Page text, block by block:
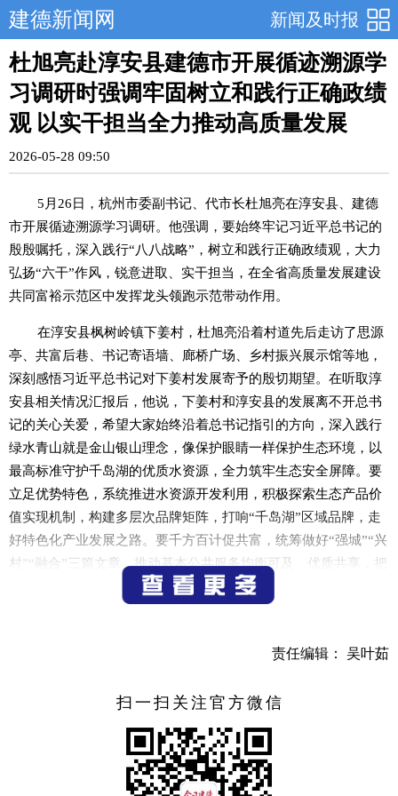
新闻及时报
建德新闻网
杜旭亮赴淳安县建德市开展循迹溯源学
习调研时强调牢固树立和践行正确政绩
观 以实干担当全力推动高质量发展
2026-05-28 09:50
5月26日，杭州市委副书记、代市长杜旭亮在淳安县、建德
市开展循迹溯源学习调研。他强调，要始终牢记习近平总书记的
殷殷嘱托，深入践行“八八战略”，树立和践行正确政绩观，大力
弘扬“六干”作风，锐意进取、实干担当，在全省高质量发展建设
共同富裕示范区中发挥龙头领跑示范带动作用。
在淳安县枫树岭镇下姜村，杜旭亮沿着村道先后走访了思源
亭、共富后巷、书记寄语墙、廊桥广场、乡村振兴展示馆等地，
深刻感悟习近平总书记对下姜村发展寄予的殷切期望。在听取淳
安县相关情况汇报后，他说，下姜村和淳安县的发展离不开总书
记的关心关爱，希望大家始终沿着总书记指引的方向，深入践行
绿水青山就是金山银山理念，像保护眼睛一样保护生态环境，以
最高标准守护千岛湖的优质水资源，全力筑牢生态安全屏障。要
立足优势特色，系统推进水资源开发利用，积极探索生态产品价
值实现机制，构建多层次品牌矩阵，打响“千岛湖”区域品牌，走
好特色化产业发展之路。要千方百计促共富，统筹做好“强城”“兴
村”“融合”三篇文章，推动基本公共服务均衡可及、优质共享，把
发展成果更好体现在人民群众的幸福感、满意度上。
了解企业新产品研发、市场开拓等情况。他叮嘱企业坚持创新驱
市相关工作汇报后，杜旭亮表示，要坚持“项目为王、企业为
要”，抓好项目外部招引和内生裂变，进一步优化投资结构、提高
投资效益，培育一批强链补链延链优质项目，形成差异化竞争新
优势。要强化项目全生命周期管理，全力以赴推进重大项目快开
工、快建设、快投产、早放量，持续在新兴产业培育上实现新突
责任编辑： 吴叶茹
扫一扫关注官方微信